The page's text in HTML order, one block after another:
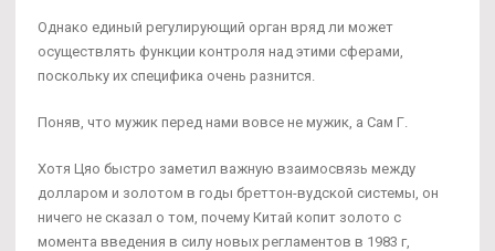
Однако единый регулирующий орган вряд ли может
осуществлять функции контроля над этими сферами,
поскольку их специфика очень разнится.
Поняв, что мужик перед нами вовсе не мужик, а Сам Г.
Хотя Цяо быстро заметил важную взаимосвязь между
долларом и золотом в годы бреттон-вудской системы, он
ничего не сказал о том, почему Китай копит золото с
момента введения в силу новых регламентов в 1983 г,